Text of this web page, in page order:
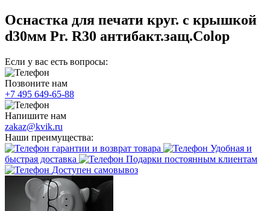
Оснастка для печати круг. с крышкой
d30мм Pr. R30 антибакт.защ.Colop
Если у вас есть вопросы:
Позвоните нам
+7 495 649-65-88
Напишите нам
zakaz@kvik.ru
Наши преимущества:
гарантии и возврат товара
Удобная и
быстрая доставка
Подарки постоянным клиентам
Доступен самовывоз